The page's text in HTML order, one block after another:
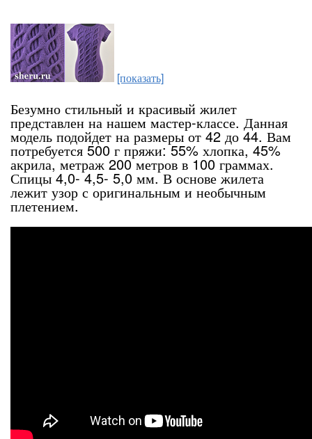
[показать]
Безумно стильный и красивый жилет
представлен на нашем мастер-классе. Данная
модель подойдет на размеры от 42 до 44. Вам
потребуется 500 г пряжи: 55% хлопка, 45%
акрила, метраж 200 метров в 100 граммах.
Спицы 4,0- 4,5- 5,0 мм. В основе жилета
лежит узор с оригинальным и необычным
плетением.